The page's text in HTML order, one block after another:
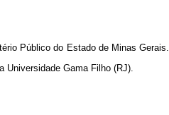
Público do Estado de Minas Gerais.
Universidade Gama Filho (RJ).